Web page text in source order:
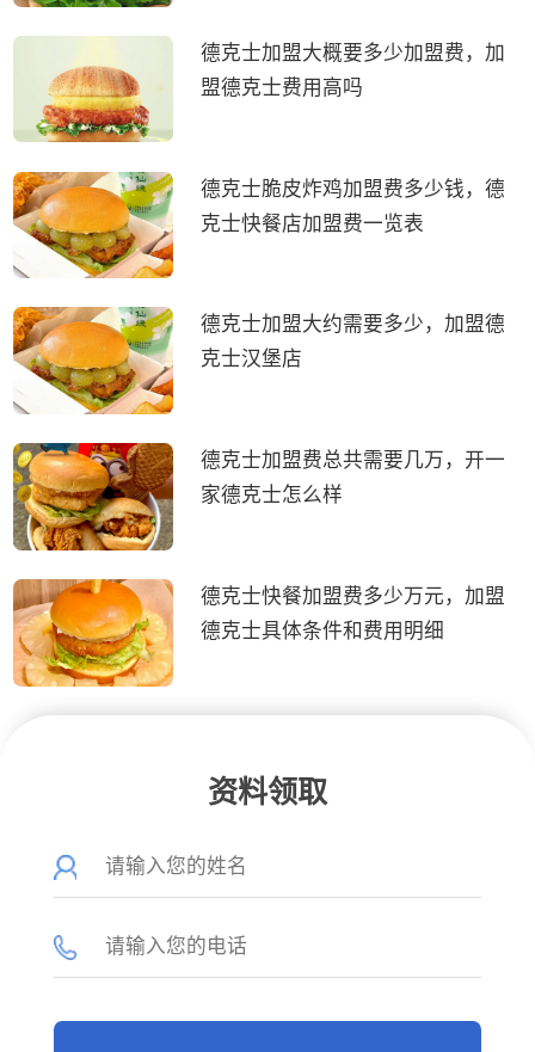
德克士加盟大概要多少加盟费，加
盟德克士费用高吗
德克士脆皮炸鸡加盟费多少钱，德
克士快餐店加盟费一览表
德克士加盟大约需要多少，加盟德
克士汉堡店
德克士加盟费总共需要几万，开一
家德克士怎么样
德克士快餐加盟费多少万元，加盟
德克士具体条件和费用明细
资料领取